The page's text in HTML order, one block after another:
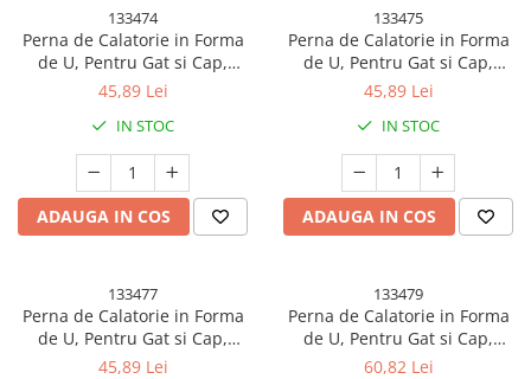
133474
Perna de Calatorie in Forma
de U, Pentru Gat si Cap,
Umplutura din Spuma cu
Elefant, Accesoriu de Voiaj,
Birou, Masina, Sistem
Prindere Capse, Albastru
45,89 Lei
IN STOC
ADAUGA IN COS
133475
Perna de Calatorie in Forma
de U, Pentru Gat si Cap,
Umplutura din Spuma cu
Pisica, Accesoriu de Voiaj,
Birou, Masina, Sistem
Prindere Capse, Gri
45,89 Lei
IN STOC
ADAUGA IN COS
133477
Perna de Calatorie in Forma
de U, Pentru Gat si Cap,
Umplutura din Spuma cu
45,89 Lei
133479
Perna de Calatorie in Forma
de U, Pentru Gat si Cap,
Umplutura din Spuma cu
60,82 Lei